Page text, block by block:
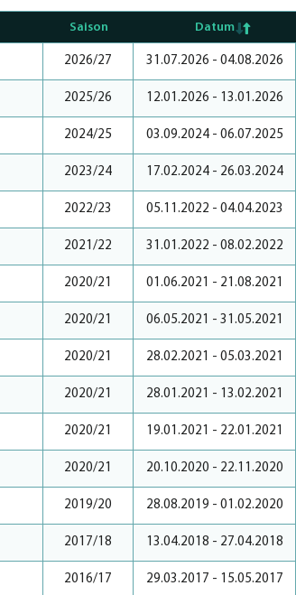
Saison Datum
2026/27 31.07.2026 - 04.08.2026
2025/26 12.01.2026 - 13.01.2026
2024/25 03.09.2024 - 06.07.2025
2023/24 17.02.2024 - 26.03.2024
2022/23 05.11.2022 - 04.04.2023
2021/22 31.01.2022 - 08.02.2022
2020/21 01.06.2021 - 21.08.2021
2020/21 06.05.2021 - 31.05.2021
2020/21 28.02.2021 - 05.03.2021
2020/21 28.01.2021 - 13.02.2021
2020/21 19.01.2021 - 22.01.2021
2020/21 20.10.2020 - 22.11.2020
2019/20 28.08.2019 - 01.02.2020
2017/18 13.04.2018 - 27.04.2018
2016/17 29.03.2017 - 15.05.2017